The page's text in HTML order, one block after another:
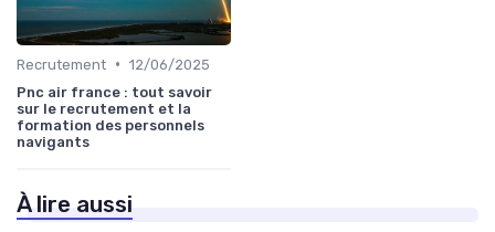
Recrutement • 12/06/2025
Pnc air france : tout savoir
sur le recrutement et la
formation des personnels
navigants
À lire aussi